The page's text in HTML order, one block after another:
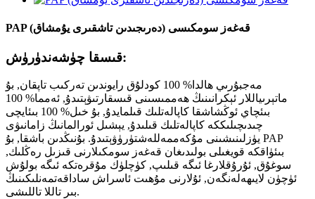
PAP قەغەز سومكىسى (دەرىجىدىن تاشقىرى يۇمشاق)
قىسقا چۈشەندۈرۈش:
مەجبۇرىي ھالدا% 100 كودلۇق رايوندىن تەركىب تاپقان, بۇ
ماتېرىياللار ئېكرانىنىڭ ھەممىسىنى قىسقارتىۋېتىدۇ, ئەمما% 100
بىئچاي ئوڭشاشقا كاپالەتلىك قىلمايدۇ, بۇ خىل% 100 بىئايچى
چىدىچىلىككە كاپالەتلىك قىلىدۇ, يېشىل ئورالمانىڭ زامانىۋى
يۈزلىنىشىنى مۇكەممەللەشتۈرۈۋېتىدۇ. بۇنىڭدىن باشقا, بۇ PAP
بىئۈاقكە قويغىلى بولىدىغان قەغەز سومكىلارنى قىزىل رەڭلىك,
سوغۇق, ئۇرۇقلارغا ئىگە قىلىپ, كۈچلۈك مۇقرەتكە ئىگە بولۇش
ئۈچۈن لايىھەلەنگەن, ئۇلارنى مۇھىت ئاسراش ساداقەتمەنلىكىنىڭ
بىر تاللا تاللىشى.